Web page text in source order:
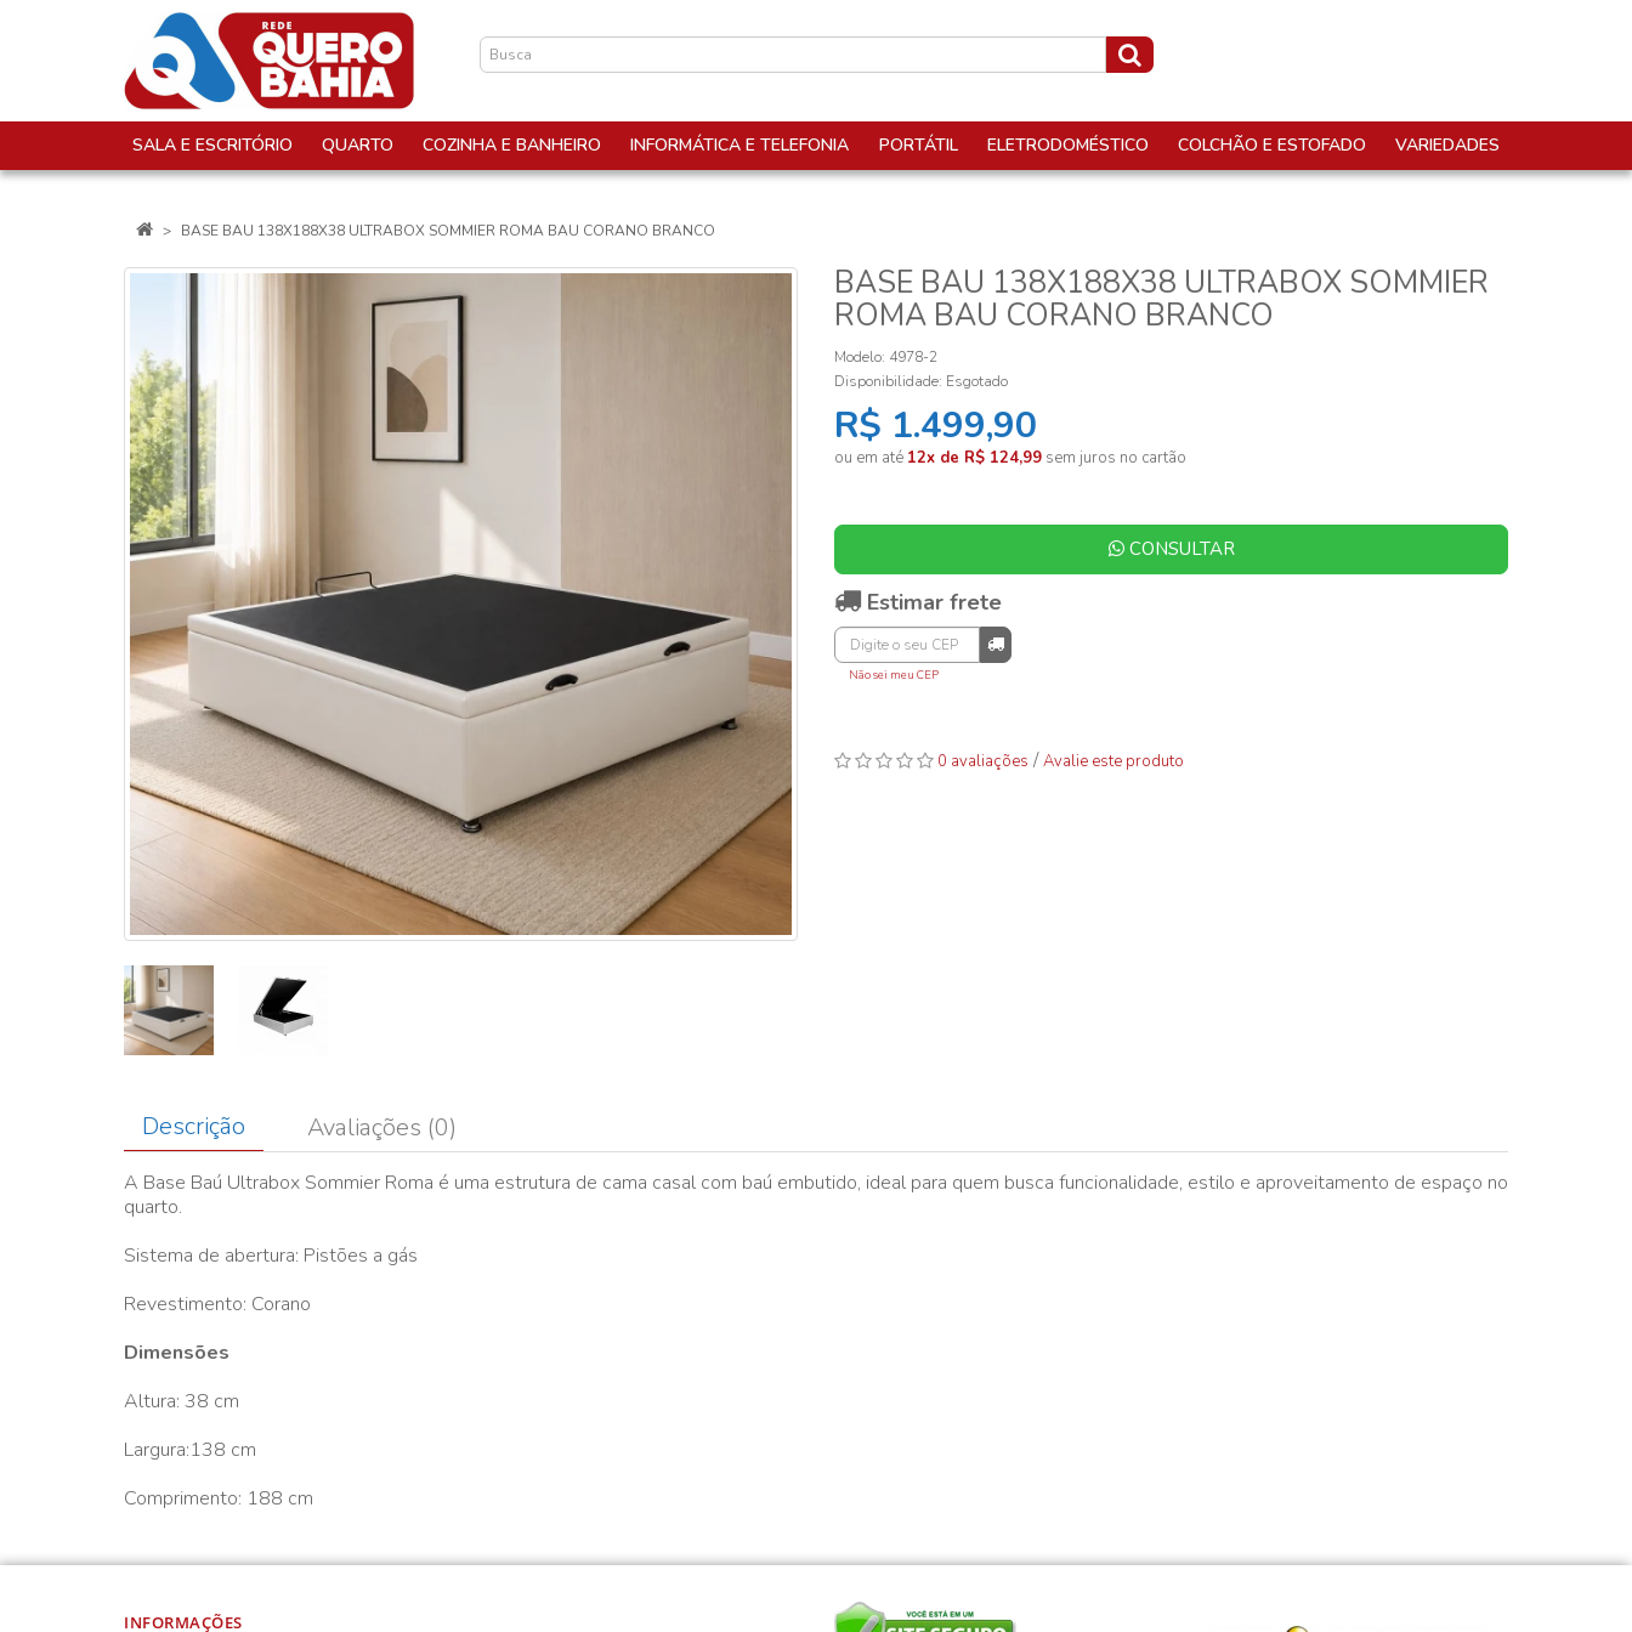
SALA E ESCRITÓRIO QUARTO COZINHA E BANHEIRO INFORMÁTICA E TELEFONIA PORTÁTIL ELETRODOMÉSTICO COLCHÃO E ESTOFADO VARIEDADES
BASE BAU 138X188X38 ULTRABOX SOMMIER ROMA BAU CORANO BRANCO
BASE BAU 138X188X38 ULTRABOX SOMMIER
ROMA BAU CORANO BRANCO
Modelo: 4978-2
Disponibilidade: Esgotado
R$ 1.499,90
ou em até 12x de R$ 124,99 sem juros no cartão
CONSULTAR
Estimar frete
Não sei meu CEP
0 avaliações /Avalie este produto
Descrição Avaliações (0)
A Base Baú Ultrabox Sommier Roma é uma estrutura de cama casal com baú embutido, ideal para quem busca funcionalidade, estilo e aproveitamento de espaço no
quarto.
Sistema de abertura: Pistões a gás
Revestimento: Corano
Dimensões
Altura: 38 cm
Largura:138 cm
Comprimento: 188 cm
INFORMAÇÕES